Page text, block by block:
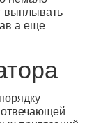
выплывать
а еще